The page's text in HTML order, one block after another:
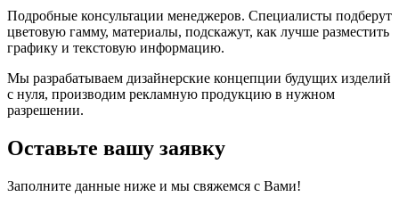
Подробные консультации менеджеров. Специалисты подберут
цветовую гамму, материалы, подскажут, как лучше разместить
графику и текстовую информацию.
Мы разрабатываем дизайнерские концепции будущих изделий
с нуля, производим рекламную продукцию в нужном
разрешении.
Оставьте вашу заявку
Заполните данные ниже и мы свяжемся с Вами!